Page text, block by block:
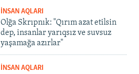
İNSAN AQLARI
Olğa Skrıpnık: "Qırım azat etilsin
dep, insanlar yarıqsız ve suvsuz
yaşamağa azırlar"
İNSAN AQLARI